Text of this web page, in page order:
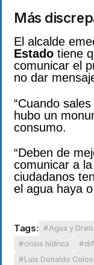
Más
El alcalde
Estado tiene
comunicar el
no dar
“Cuando
hubo un
consumo.
“Deben de
comunicar a
ciudadanos
el agua haya
Tags: Agua y
crisis hídrica
Luis Donaldo